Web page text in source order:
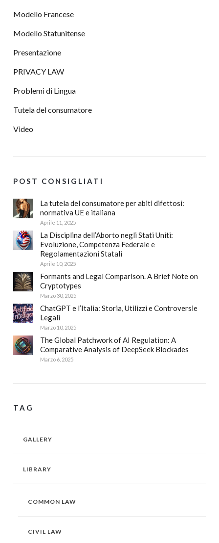
Modello Francese
Modello Statunitense
Presentazione
PRIVACY LAW
Problemi di Lingua
Tutela del consumatore
Video
POST CONSIGLIATI
La tutela del consumatore per abiti difettosi:
normativa UE e italiana
Aprile 11, 2025
La Disciplina dell’Aborto negli Stati Uniti:
Evoluzione, Competenza Federale e
Regolamentazioni Statali
Aprile 10, 2025
Formants and Legal Comparison. A Brief Note on
Cryptotypes
Marzo 30, 2025
ChatGPT e l’Italia: Storia, Utilizzi e Controversie
Legali
Marzo 10, 2025
The Global Patchwork of AI Regulation: A
Comparative Analysis of DeepSeek Blockades
Marzo 6, 2025
TAG
GALLERY
LIBRARY
COMMON LAW
CIVIL LAW